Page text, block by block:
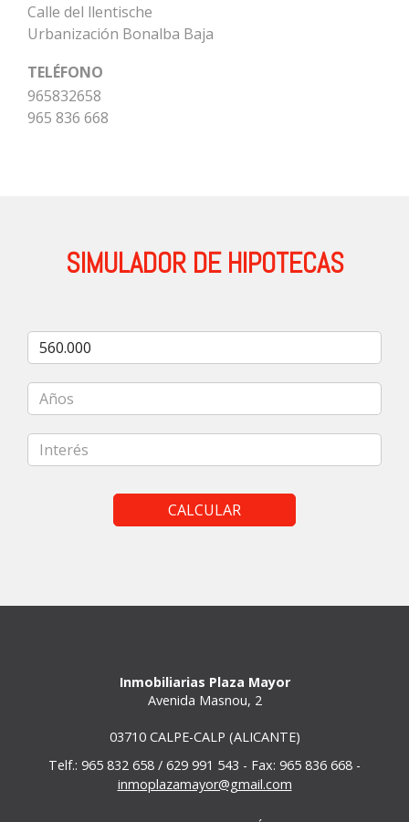
Calle del llentische
Urbanización Bonalba Baja
TELÉFONO
965832658
965 836 668
SIMULADOR DE HIPOTECAS
CALCULAR
Inmobiliarias Plaza Mayor
Avenida Masnou, 2
03710 CALPE-CALP (ALICANTE)
Telf.: 965 832 658 / 629 991 543 - Fax: 965 836 668 -
inmoplazamayor@gmail.com